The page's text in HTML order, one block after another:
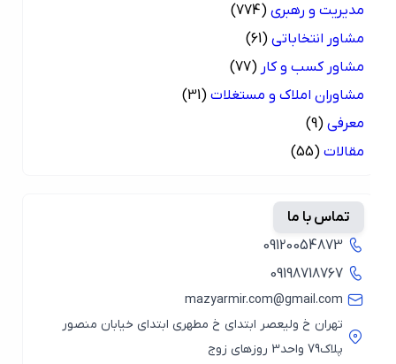
مدیریت و رهبری (774)
مشاور انتخاباتی (61)
مشاور کسب و کار (77)
مشاوران املاک و مستغلات (31)
معرفی (9)
مقالات (55)
تماس با ما
09120054873
09198718767
mazyarmir.com@gmail.com
تهران خ ولیعصر ابتدای خ مطهری ابتدای خیابان منصور
پلاک79 واحد3 روزهای زوج